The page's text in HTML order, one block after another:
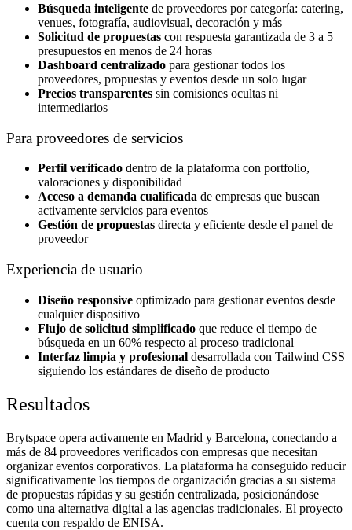
Búsqueda inteligente de proveedores por categoría: catering,
venues, fotografía, audiovisual, decoración y más
Solicitud de propuestas con respuesta garantizada de 3 a 5
presupuestos en menos de 24 horas
Dashboard centralizado para gestionar todos los
proveedores, propuestas y eventos desde un solo lugar
Precios transparentes sin comisiones ocultas ni
intermediarios
Para proveedores de servicios
Perfil verificado dentro de la plataforma con portfolio,
valoraciones y disponibilidad
Acceso a demanda cualificada de empresas que buscan
activamente servicios para eventos
Gestión de propuestas directa y eficiente desde el panel de
proveedor
Experiencia de usuario
Diseño responsive optimizado para gestionar eventos desde
cualquier dispositivo
Flujo de solicitud simplificado que reduce el tiempo de
búsqueda en un 60% respecto al proceso tradicional
Interfaz limpia y profesional desarrollada con Tailwind CSS
siguiendo los estándares de diseño de producto
Resultados
Brytspace opera activamente en Madrid y Barcelona, conectando a
más de 84 proveedores verificados con empresas que necesitan
organizar eventos corporativos. La plataforma ha conseguido reducir
significativamente los tiempos de organización gracias a su sistema
de propuestas rápidas y su gestión centralizada, posicionándose
como una alternativa digital a las agencias tradicionales. El proyecto
cuenta con respaldo de ENISA.